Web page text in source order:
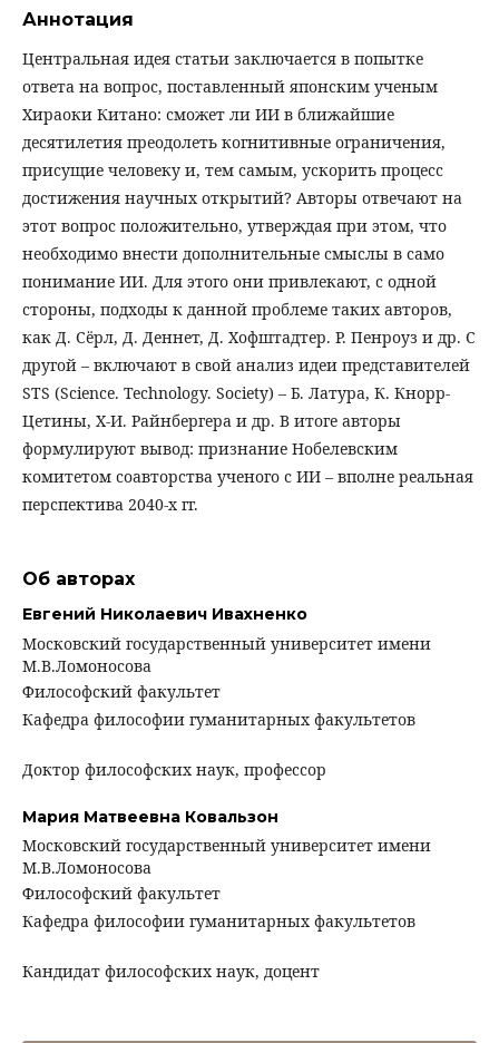
Аннотация
Центральная идея статьи заключается в попытке
ответа на вопрос, поставленный японским ученым
Хираоки Китано: сможет ли ИИ в ближайшие
десятилетия преодолеть когнитивные ограничения,
присущие человеку и, тем самым, ускорить процесс
достижения научных открытий? Авторы отвечают на
этот вопрос положительно, утверждая при этом, что
необходимо внести дополнительные смыслы в само
понимание ИИ. Для этого они привлекают, с одной
стороны, подходы к данной проблеме таких авторов,
как Д. Сёрл, Д. Деннет, Д. Хофштадтер. Р. Пенроуз и др. С
другой – включают в свой анализ идеи представителей
STS (Science. Technology. Society) – Б. Латура, К. Кнорр-
Цетины, Х-И. Райнбергера и др. В итоге авторы
формулируют вывод: признание Нобелевским
комитетом соавторства ученого с ИИ – вполне реальная
перспектива 2040-х гг.
Об авторах
Евгений Николаевич Ивахненко
Московский государственный университет имени
М.В.Ломоносова
Философский факультет
Кафедра философии гуманитарных факультетов
Доктор философских наук, профессор
Мария Матвеевна Ковальзон
Московский государственный университет имени
М.В.Ломоносова
Философский факультет
Кафедра философии гуманитарных факультетов
Кандидат философских наук, доцент